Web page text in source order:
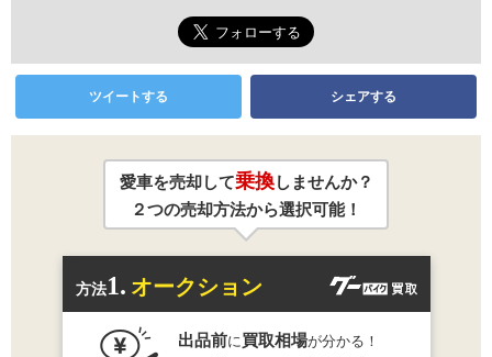
ツイートする シェアする
愛車を売却して乗換しませんか？
２つの売却方法から選択可能！
方法1. オークション
出品前に買取相場が分かる！